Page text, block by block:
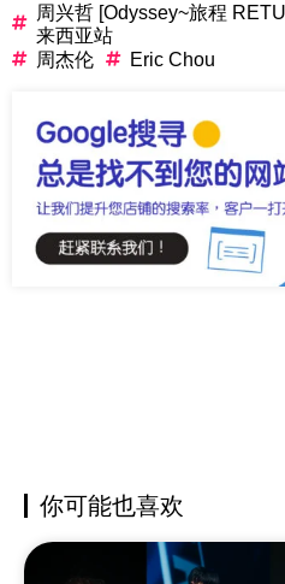
周兴哲 [Odyssey~旅程
来西亚站
周杰伦
Eric Chou
你可能也喜欢